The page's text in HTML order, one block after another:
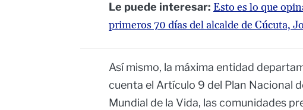
Le puede interesar: Esto es lo que
primeros 70 días del alcalde de Cúcuta,
Así mismo, la máxima entidad
cuenta el Artículo 9 del Plan Nacional
Mundial de la Vida, las comunidades